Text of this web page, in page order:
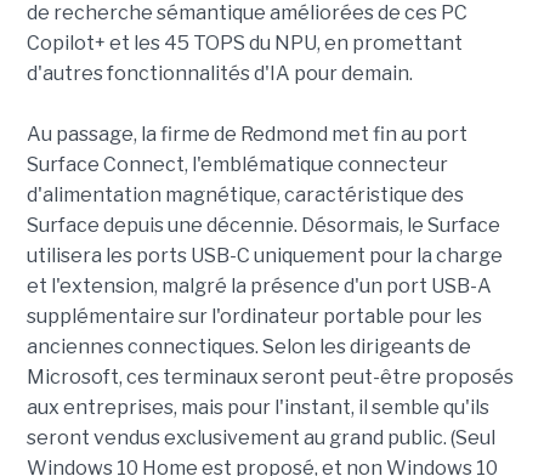
de recherche sémantique améliorées de ces PC
Copilot+ et les 45 TOPS du NPU, en promettant
d'autres fonctionnalités d'IA pour demain.
Au passage, la firme de Redmond met fin au port
Surface Connect, l'emblématique connecteur
d'alimentation magnétique, caractéristique des
Surface depuis une décennie. Désormais, le Surface
utilisera les ports USB-C uniquement pour la charge
et l'extension, malgré la présence d'un port USB-A
supplémentaire sur l'ordinateur portable pour les
anciennes connectiques. Selon les dirigeants de
Microsoft, ces terminaux seront peut-être proposés
aux entreprises, mais pour l'instant, il semble qu'ils
seront vendus exclusivement au grand public. (Seul
Windows 10 Home est proposé, et non Windows 10